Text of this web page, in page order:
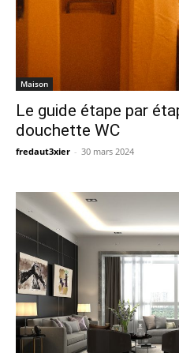
Maison
Le guide étape par
douchette WC
fredaut3xier - 30 mars 2024